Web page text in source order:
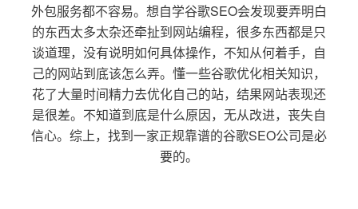
外包服务都不容易。想自学谷歌SEO会发现要弄明白
的东西太多太杂还牵扯到网站编程，很多东西都是只
谈道理，没有说明如何具体操作，不知从何着手，自
己的网站到底该怎么弄。懂一些谷歌优化相关知识，
花了大量时间精力去优化自己的站，结果网站表现还
是很差。不知道到底是什么原因，无从改进，丧失自
信心。综上，找到一家正规靠谱的谷歌SEO公司是必
要的。